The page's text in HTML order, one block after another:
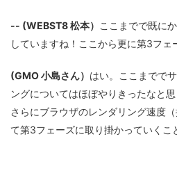
-- (WEBST8 松本） ここまでで既に
していますね！ここから更に第3フェ
(GMO 小島さん） はい。ここまでで
ングについてはほぼやりきったなと
さらにブラウザのレンダリング速度
て第3フェーズに取り掛かっていくこ